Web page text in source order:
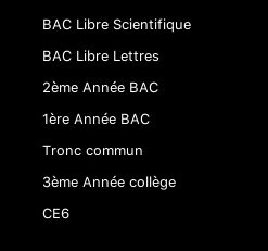
BAC Libre Scientifique
BAC Libre Lettres
2ème Année BAC
1ère Année BAC
Tronc commun
3ème Année collège
CE6